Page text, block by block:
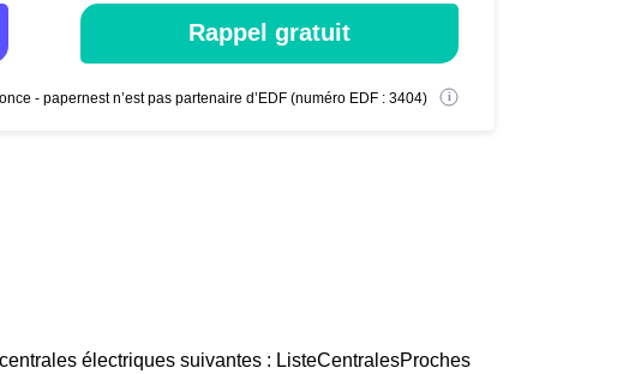
Rappel gratuit
- papernest n’est pas partenaire d’EDF (numéro EDF : 3404)
électriques suivantes : ListeCentralesProches